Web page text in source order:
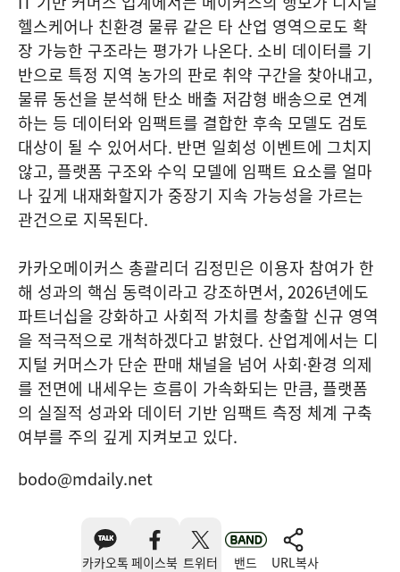
헬스케어나 친환경 물류 같은 타 산업 영역으로도 확
장 가능한 구조라는 평가가 나온다. 소비 데이터를 기
반으로 특정 지역 농가의 판로 취약 구간을 찾아내고,
물류 동선을 분석해 탄소 배출 저감형 배송으로 연계
하는 등 데이터와 임팩트를 결합한 후속 모델도 검토
대상이 될 수 있어서다. 반면 일회성 이벤트에 그치지
않고, 플랫폼 구조와 수익 모델에 임팩트 요소를 얼마
나 깊게 내재화할지가 중장기 지속 가능성을 가르는
관건으로 지목된다.
카카오메이커스 총괄리더 김정민은 이용자 참여가 한
해 성과의 핵심 동력이라고 강조하면서, 2026년에도
파트너십을 강화하고 사회적 가치를 창출할 신규 영역
을 적극적으로 개척하겠다고 밝혔다. 산업계에서는 디
지털 커머스가 단순 판매 채널을 넘어 사회·환경 의제
를 전면에 내세우는 흐름이 가속화되는 만큼, 플랫폼
의 실질적 성과와 데이터 기반 임팩트 측정 체계 구축
여부를 주의 깊게 지켜보고 있다.
bodo@mdaily.net
카카오톡 페이스북 트위터 밴드 URL복사